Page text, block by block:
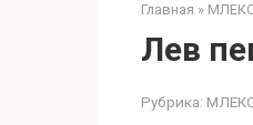
Главная »
Лев
Рубрика: